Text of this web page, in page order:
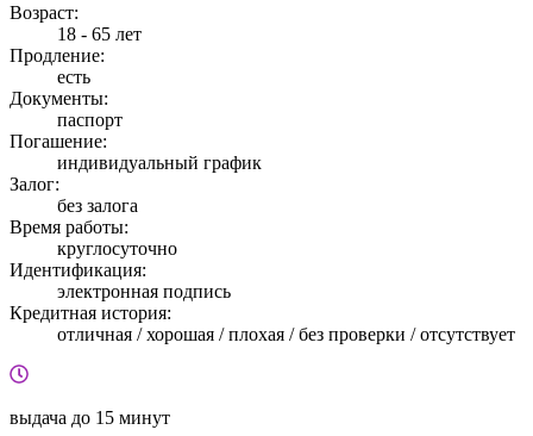
Возраст:
18 - 65 лет
Продление:
есть
Документы:
паспорт
Погашение:
индивидуальный график
Залог:
без залога
Время работы:
круглосуточно
Идентификация:
электронная подпись
Кредитная история:
отличная / хорошая / плохая / без проверки / отсутствует
выдача до 15 минут